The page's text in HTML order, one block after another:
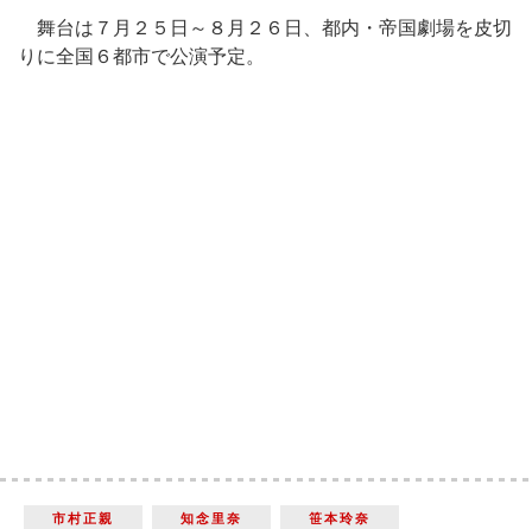
舞台は７月２５日～８月２６日、都内・帝国劇場を皮切
りに全国６都市で公演予定。
市村正親 知念里奈
笹本玲奈